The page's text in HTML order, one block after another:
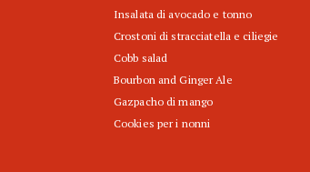
Insalata di avocado e tonno
Crostoni di stracciatella e ciliegie
Cobb salad
Bourbon and Ginger Ale
Gazpacho di mango
Cookies per i nonni